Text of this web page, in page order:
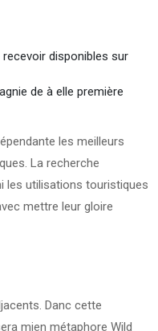
disponibles sur
de à elle première
les meilleurs
La recherche
les utilisations touristiques
mettre leur gloire
Danc cette
mien métaphore Wild